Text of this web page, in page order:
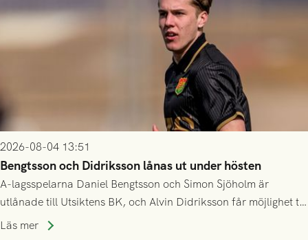
2026-08-04 13:51
Bengtsson och Didriksson lånas ut under hösten
A-lagsspelarna Daniel Bengtsson och Simon Sjöholm är
utlånade till Utsiktens BK, och Alvin Didriksson får möjlighet till
speltid i Hestrafors genom föreningssamarbete.
Läs mer